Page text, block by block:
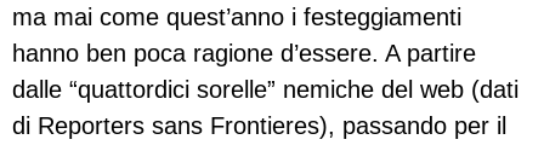
ma mai come quest’anno i festeggiamenti
hanno ben poca ragione d’essere. A partire
dalle “quattordici sorelle” nemiche del web (dati
di Reporters sans Frontieres), passando per il